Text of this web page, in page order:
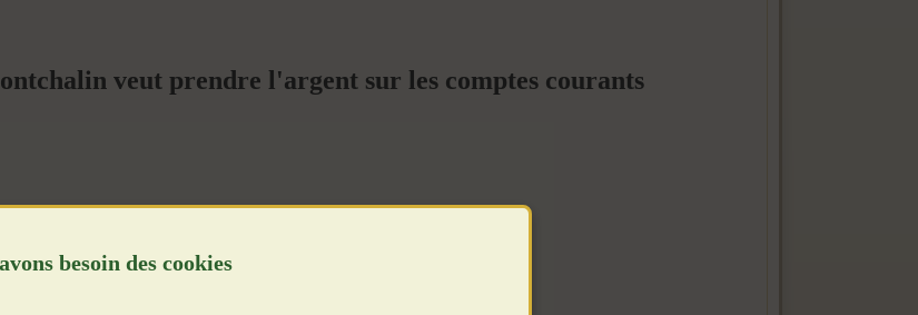
veut prendre l'argent sur les comptes courants